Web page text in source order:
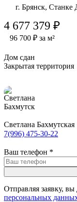
г. Брянск, Станке
4 677 379 ₽
96 700 ₽ за м²
Дом сдан
Закрытая территория
Светлана Бахмутская
7(996) 475-30-22
Ваш телефон *
Отправляя заявку, вы
персональных